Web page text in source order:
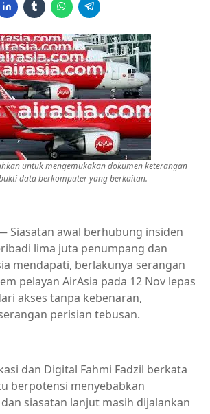
untuk mengemukakan dokumen keterangan
data berkomputer yang berkaitan.
Siasatan awal berhubung insiden
lima juta penumpang dan
mendapati, berlakunya serangan
pelayan AirAsia pada 12 Nov lepas
akses tanpa kebenaran,
perisian tebusan.
dan Digital Fahmi Fadzil berkata
berpotensi menyebabkan
siasatan lanjut masih dijalankan